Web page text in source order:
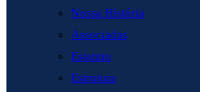
Nossa História
Associadas
Estatuto
Estrutura